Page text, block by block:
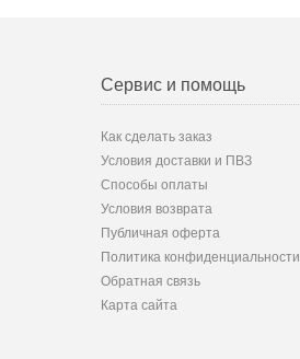
Сервис и помощь
Как сделать заказ
Условия доставки и ПВЗ
Способы оплаты
Условия возврата
Публичная оферта
Политика конфиденциальности
Обратная связь
Карта сайта